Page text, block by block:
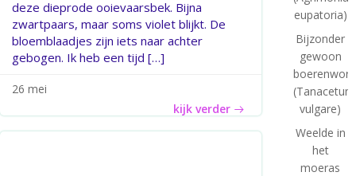
deze dieprode ooievaarsbek. Bijna
zwartpaars, maar soms violet blijkt. De
bloemblaadjes zijn iets naar achter
gebogen. Ik heb een tijd […]
26 mei
kijk verder
eupatoria)
Bijzonder
gewoon
(Tanacetum
vulgare)
Weelde in
het
moeras